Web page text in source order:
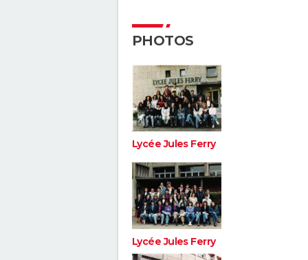
PHOTOS
Lycée Jules Ferry
Lycée Jules Ferry